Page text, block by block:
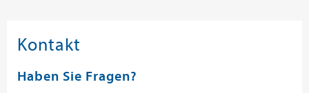
Kontakt
Haben Sie Fragen?